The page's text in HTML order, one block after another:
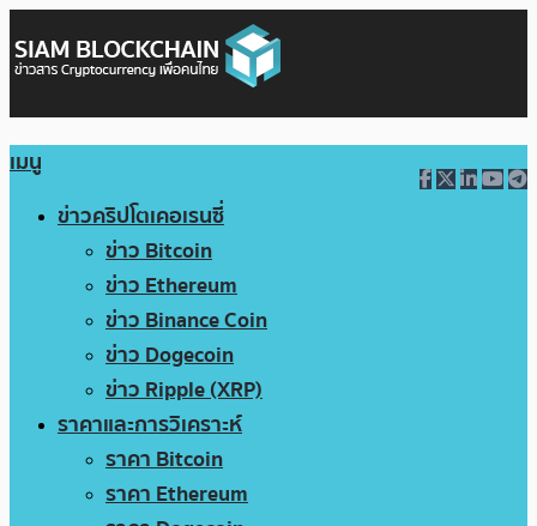
เมนู
ข่าวคริปโตเคอเรนซี่
ข่าว Bitcoin
ข่าว Ethereum
ข่าว Binance Coin
ข่าว Dogecoin
ข่าว Ripple (XRP)
ราคาและการวิเคราะห์
ราคา Bitcoin
ราคา Ethereum